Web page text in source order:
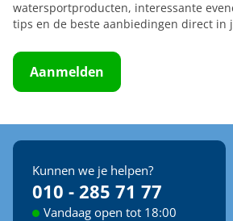
watersportproducten, interessante
tips en de beste aanbiedingen direct in
Aanmelden
Kunnen we je helpen?
010 - 285 71 77
Vandaag open tot 18:00